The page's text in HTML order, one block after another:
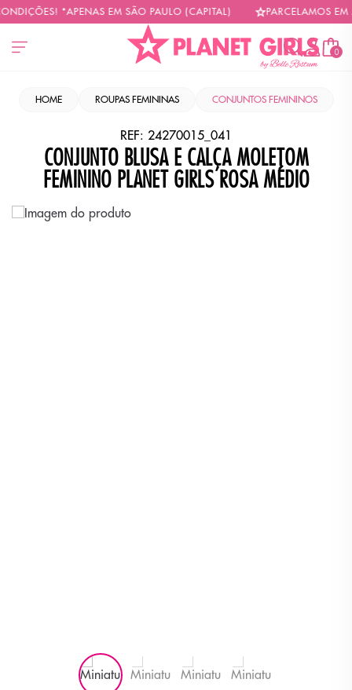
*APENAS EM SÃO PAULO (CAPITAL) PARCELAMOS EM
0
HOME ROUPAS FEMININAS CONJUNTOS FEMININOS
REF: 24270015_041
CONJUNTO BLUSA E CALÇA MOLETOM
FEMININO PLANET GIRLS ROSA MÉDIO